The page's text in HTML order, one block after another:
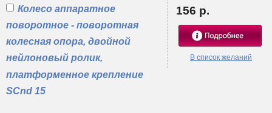
4. Особенности напольного покрытия. Иногда с целью снижения
давления на ламинат есть смысл установить двойной ролик
(например, модельSCtnd 15), а для повышения сцепления с
кафельной плиткой выбрать аналог на резиновой основе (SDd 20).
Отдельного внимания заслуживают колесные опоры со стопором,
которым свойственна легкость движения и низкое сопротивление
качению. Такие образцы в конструкции диванов и другой стандартной
156 р.
В список желаний
Колесо аппаратное
поворотное - поворотная
колесная опора, двойной
нейлоновый ролик,
платформенное крепление
SCnd 15